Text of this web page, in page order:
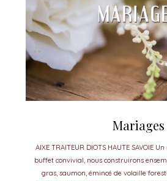
Mariages
AIXE TRAITEUR DIOTS HAUTE SAVOIE
buffet convivial, nous construirons
gras, saumon, émincé de volaille